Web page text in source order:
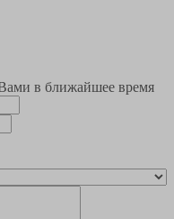
в ближайшее время